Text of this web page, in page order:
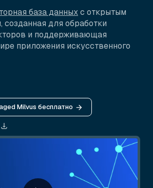
база данныхс открытым
созданная для обработки
и поддерживающая
приложения искусственного
Milvus бесплатно